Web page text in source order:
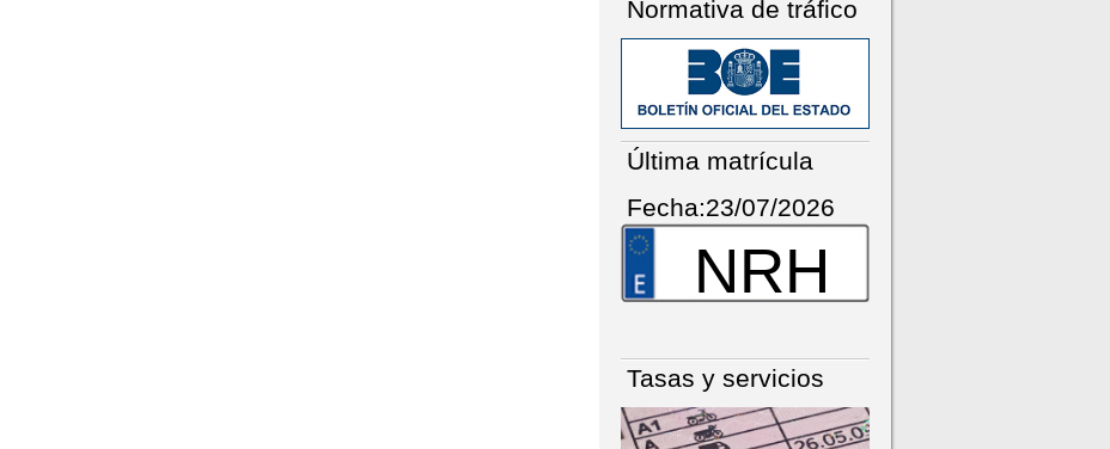
Normativa de tráfico
Última matrícula
Fecha:23/07/2026
NRH
Tasas y servicios